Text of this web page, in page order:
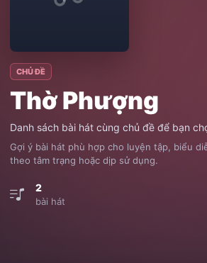
CHỦ ĐỀ
Thờ Phượng
Danh sách bài hát cùng chủ đề để bạn
Gợi ý bài hát phù hợp cho luyện tập, biểu
theo tâm trạng hoặc dịp sử dụng.
2
bài hát